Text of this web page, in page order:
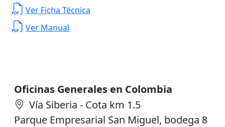
Ver Ficha Técnica
Ver Manual
Oficinas Generales en Colombia
Vía Siberia - Cota km 1.5
Parque Empresarial San Miguel, bodega 8